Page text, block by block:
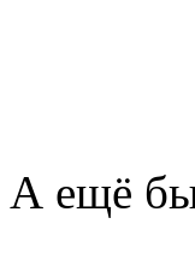
А ещё